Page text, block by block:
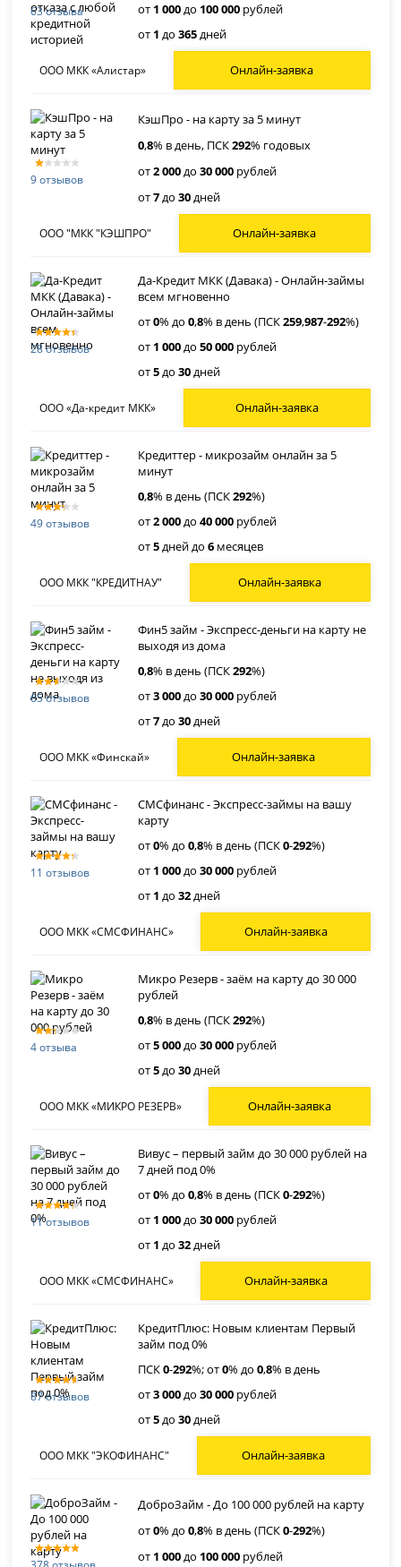
63 отзыва
от 1 000до 100 000 рублей
от 1 до365дней
ООО МКК «Алистар» Онлайн-заявка
9 отзывов
КэшПро - на карту за 5 минут
0,8% в день, ПСК292% годовых
от2 000до30 000 рублей
от7до30дней
ООО "МКК "КЭШПРО" Онлайн-заявка
28 отзывов
Да-Кредит МКК (Давака) - Онлайн-займы
всем мгновенно
от0% до0,8% в день (ПСК259,987-292%)
от 1 000до50 000 рублей
от5до30дней
ООО «Да-кредит МКК» Онлайн-заявка
49 отзывов
Кредиттер - микрозайм онлайн за 5
минут
0,8% в день (ПСК292%)
от2 000до40 000 рублей
от5дней до6 месяцев
ООО МКК "КРЕДИТНАУ" Онлайн-заявка
65 отзывов
Фин5 займ - Экспресс-деньги на карту не
выходя из дома
0,8% в день (ПСК292%)
от3 000до30 000 рублей
от7до30дней
ООО МКК «Финскай» Онлайн-заявка
11 отзывов
СМСфинанс - Экспресс-займы на вашу
карту
от0% до0,8% в день (ПСК0-292%)
от 1 000до30 000 рублей
от 1 до32дней
ООО МКК «СМСФИНАНС» Онлайн-заявка
4 отзыва
Микро Резерв - заём на карту до 30 000
рублей
0,8% в день (ПСК292%)
от5 000до30 000 рублей
от5до30дней
ООО МКК «МИКРО РЕЗЕРВ» Онлайн-заявка
11 отзывов
Вивус – первый займ до 30 000 рублей на
7 дней под 0%
от0% до0,8% в день (ПСК0-292%)
от 1 000до30 000 рублей
от 1 до32дней
ООО МКК «СМСФИНАНС» Онлайн-заявка
87 отзывов
КредитПлюс: Новым клиентам Первый
займ под 0%
ПСК0-292%; от0% до0,8% в день
от3 000до30 000 рублей
от5до30дней
ООО МКК "ЭКОФИНАНС" Онлайн-заявка
ДоброЗайм - До 100 000 рублей на карту
от0% до0,8% в день (ПСК0-292%)
от 1 000до 100 000 рублей